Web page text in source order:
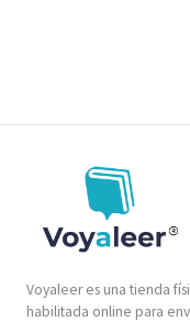
Voyaleer es una tienda
habilitada online para